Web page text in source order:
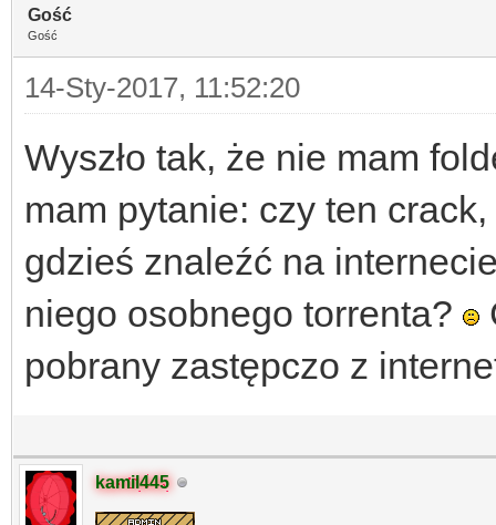
Gość
Gość
14-Sty-2017, 11:52:20
Wyszło tak, że nie mam
mam pytanie: czy ten
gdzieś znaleźć na
niego osobnego torrenta?
pobrany zastępczo z
kamil445